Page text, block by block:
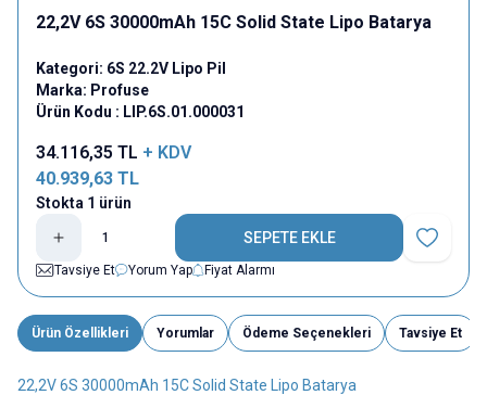
22,2V 6S 30000mAh 15C Solid State Lipo Batarya
Kategori: 6S 22.2V Lipo Pil
Marka: Profuse
Ürün Kodu : LIP.6S.01.000031
34.116,35 TL + KDV
40.939,63 TL
Stokta 1 ürün
SEPETE EKLE
Favoriye
Tavsiye Et
Yorum Yap Fiyat Alarmı
Ürün Özellikleri Yorumlar Ödeme Seçenekleri Tavsiye Et
22,2V 6S 30000mAh 15C Solid State Lipo Batarya